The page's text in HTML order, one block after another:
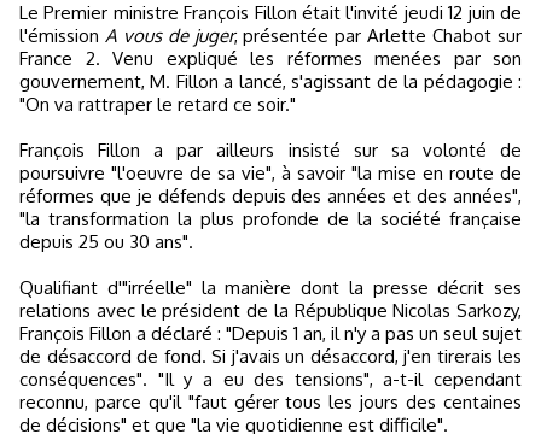
Le Premier ministre François Fillon était l'invité jeudi 12 juin de
l'émission A vous de juger, présentée par Arlette Chabot sur
France 2. Venu expliqué les réformes menées par son
gouvernement, M. Fillon a lancé, s'agissant de la pédagogie :
"On va rattraper le retard ce soir."
François Fillon a par ailleurs insisté sur sa volonté de
poursuivre "l'oeuvre de sa vie", à savoir "la mise en route de
réformes que je défends depuis des années et des années",
"la transformation la plus profonde de la société française
depuis 25 ou 30 ans".
Qualifiant d'"irréelle" la manière dont la presse décrit ses
relations avec le président de la République Nicolas Sarkozy,
François Fillon a déclaré : "Depuis 1 an, il n'y a pas un seul sujet
de désaccord de fond. Si j'avais un désaccord, j'en tirerais les
conséquences". "Il y a eu des tensions", a-t-il cependant
reconnu, parce qu'il "faut gérer tous les jours des centaines
de décisions" et que "la vie quotidienne est difficile".